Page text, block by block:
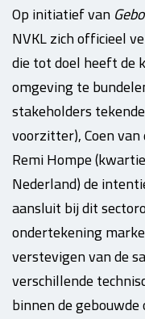
Op initiatief van
NVKL zich officieel
die tot doel heeft de
omgeving te
stakeholders
voorzitter), Coen van
Remi Hompe
Nederland) de
aansluit bij dit
ondertekening
verstevigen van de
verschillende
binnen de